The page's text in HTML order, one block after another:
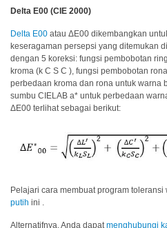
Delta E00 (CIE 2000)
Delta E00 atau ΔE00 dikembangkan
keseragaman persepsi yang ditemukan
dengan 5 koreksi: fungsi pembobotan
kroma (k C S C ), fungsi pembobotan
perbedaan kroma dan rona untuk warna
sumbu CIELAB a* untuk perbedaan
ΔE00 terlihat sebagai berikut:
Pelajari cara membuat program
putih ini .
Alternatifnya, Anda dapatmenghubungi